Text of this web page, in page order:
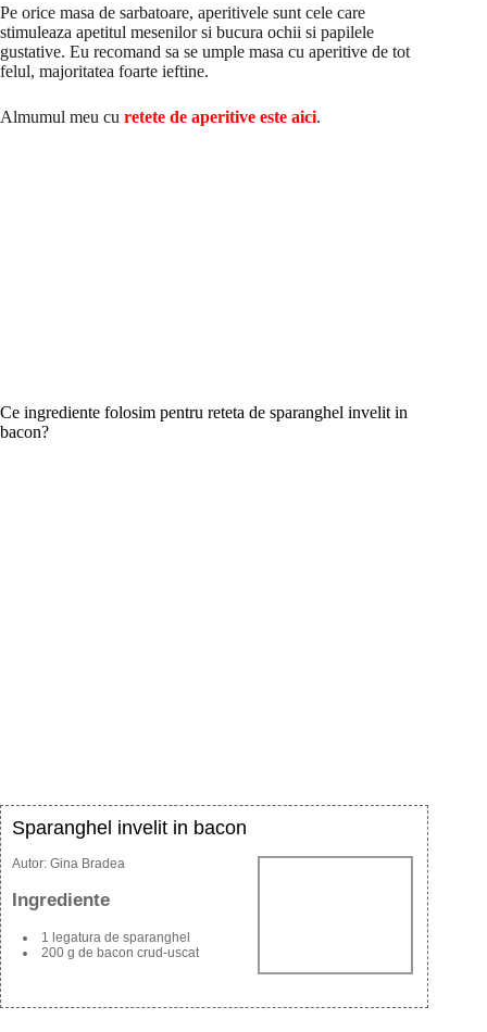
Pe orice masa de sarbatoare, aperitivele sunt cele care
stimuleaza apetitul mesenilor si bucura ochii si papilele
gustative. Eu recomand sa se umple masa cu aperitive de tot
felul, majoritatea foarte ieftine.
Almumul meu cu retete de aperitive este aici.
Ce ingrediente folosim pentru reteta de sparanghel invelit in
bacon?
Sparanghel invelit in bacon
Autor: Gina Bradea
Ingrediente
1 legatura de sparanghel
200 g de bacon crud-uscat